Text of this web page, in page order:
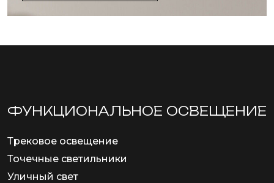
ФУНКЦИОНА­ЛЬНОЕ ОСВЕЩЕНИЕ
Трековое освещение
Точечные светильники
Уличный свет